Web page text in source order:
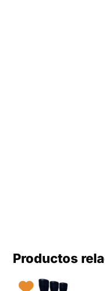
Productos